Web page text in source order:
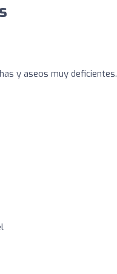
y aseos muy deficientes.